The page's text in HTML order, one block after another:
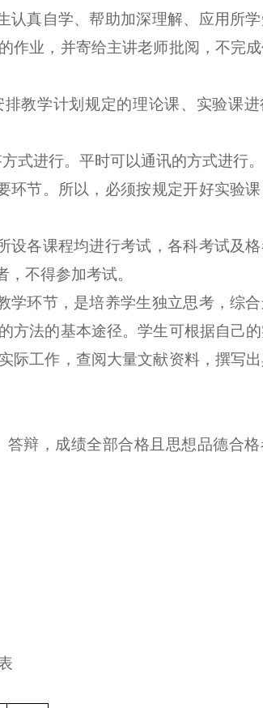
认真自学、帮助加深理解、应用所
作业，并寄给主讲老师批阅，不完
教学计划规定的理论课、实验课
式进行。平时可以通讯的方式进行
环节。所以，必须按规定开好实验
设各课程均进行考试，各科考试及
不得参加考试。
学环节，是培养学生独立思考，综
方法的基本途径。学生可根据自己
际工作，查阅大量文献资料，撰写
辩，成绩全部合格且思想品德合